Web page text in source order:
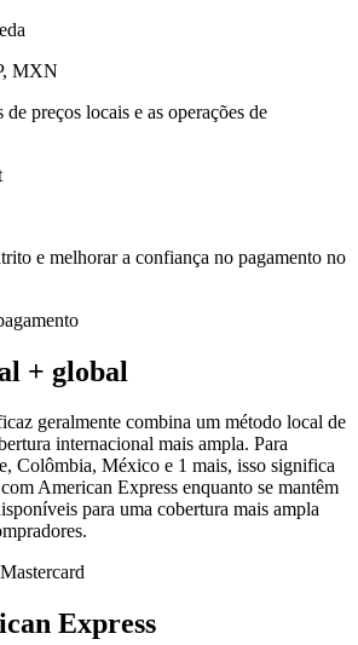
MXN
de preços locais e as operações de
e melhorar a confiança no pagamento no
+ global
geralmente combina um método local de
internacional mais ampla. Para
Colômbia, México e 1 mais, isso significa
American Express enquanto se mantêm
para uma cobertura mais ampla
Mastercard
Express